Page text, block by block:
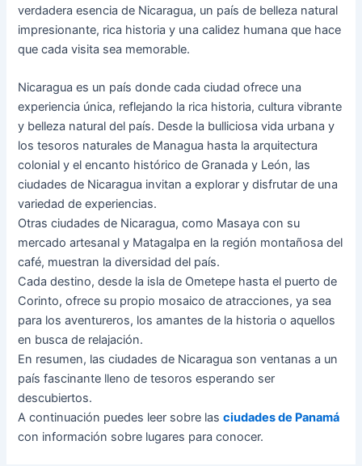
verdadera esencia de Nicaragua, un país de belleza natural
impresionante, rica historia y una calidez humana que hace
que cada visita sea memorable.
Nicaragua es un país donde cada ciudad ofrece una
experiencia única, reflejando la rica historia, cultura vibrante
y belleza natural del país. Desde la bulliciosa vida urbana y
los tesoros naturales de Managua hasta la arquitectura
colonial y el encanto histórico de Granada y León, las
ciudades de Nicaragua invitan a explorar y disfrutar de una
variedad de experiencias.
Otras ciudades de Nicaragua, como Masaya con su
mercado artesanal y Matagalpa en la región montañosa del
café, muestran la diversidad del país.
Cada destino, desde la isla de Ometepe hasta el puerto de
Corinto, ofrece su propio mosaico de atracciones, ya sea
para los aventureros, los amantes de la historia o aquellos
en busca de relajación.
En resumen, las ciudades de Nicaragua son ventanas a un
país fascinante lleno de tesoros esperando ser
descubiertos.
A continuación puedes leer sobre lasciudades de Panamá
con información sobre lugares para conocer.